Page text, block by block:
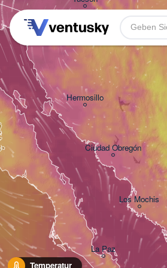
Temperatur
Hermosillo
Heroica Nogales
La Paz
Ciudad Obregón
Los Mochis